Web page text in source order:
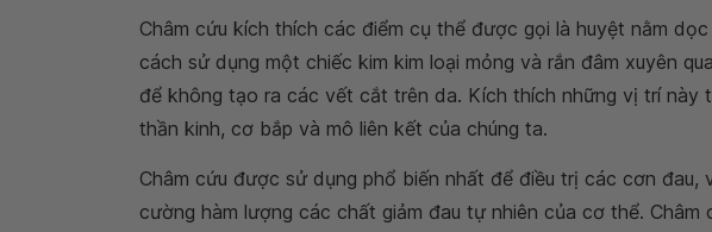
Châm cứu kích thích các điểm cụ thể được gọi là huyệt nằm
cách sử dụng một chiếc kim kim loại mỏng và rắn đâm xuyên
để không tạo ra các vết cắt trên da. Kích thích những vị trí này
thần kinh, cơ bắp và mô liên kết của chúng ta.
Châm cứu được sử dụng phổ biến nhất để điều trị các cơn
cường hàm lượng các chất giảm đau tự nhiên của cơ thể.